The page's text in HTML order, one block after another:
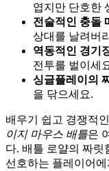
엽지만 단호한
전술적인 충돌
상대를 날려버
역동적인 경기
전투를 벌이세
싱글플레이의
을 닦으세요.
배우기 쉽고 경쟁적
이지 마우스 배틀은
다. 배틀 로얄의 짜릿
선호하는 플레이어